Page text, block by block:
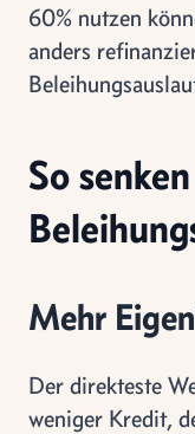
60% nutzen
anders
So
Mehr
Der direkteste
weniger Kredit,